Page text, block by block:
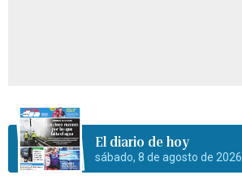
El diario de hoy
sábado, 8 de agosto de 2026